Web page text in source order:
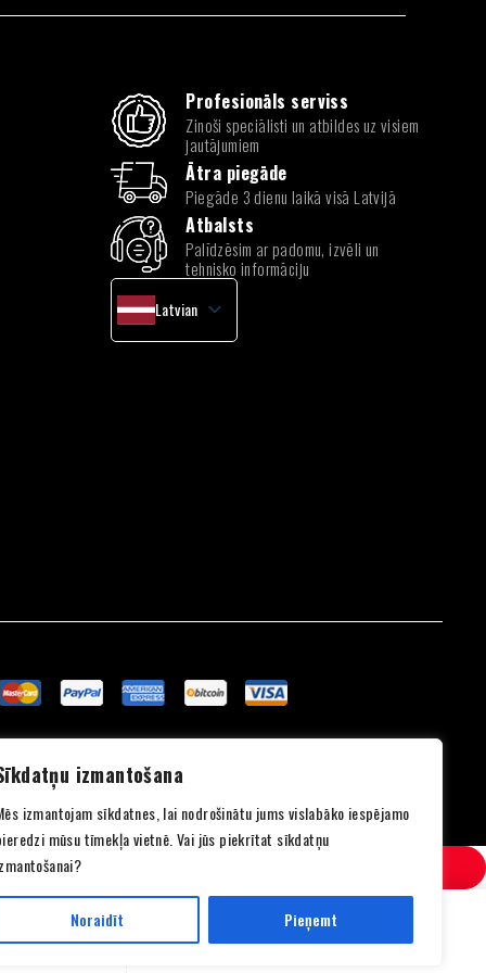
izmantošana
izmantojam sīkdatnes, lai nodrošinātu jums vislabāko iespējamo
mūsu tīmekļa vietnē. Vai jūs piekrītat sīkdatņu
Noraidīt Pieņemt
Profesionāls serviss
Zinoši speciālisti un atbildes uz visiem
jautājumiem
Ātra piegāde
Piegāde 3 dienu laikā visā Latvijā
Atbalsts
Palīdzēsim ar padomu, izvēli un
tehnisko informāciju
Latvian
English